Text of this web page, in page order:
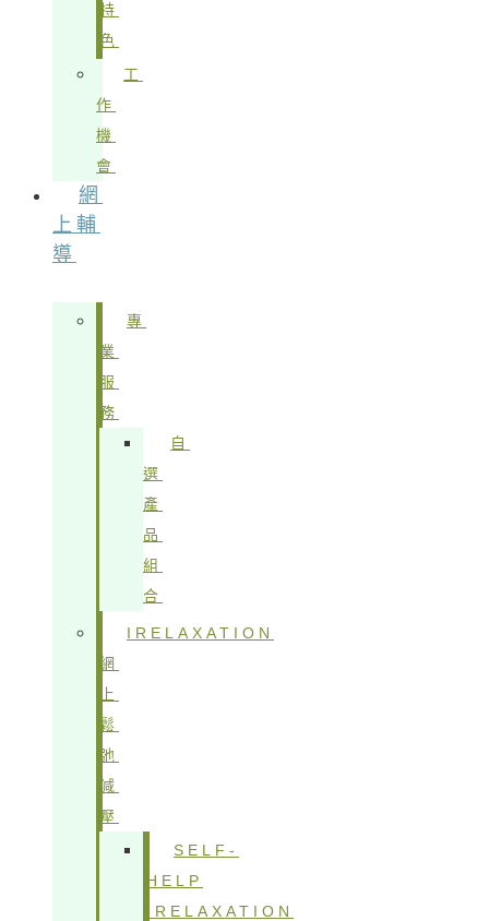
特
色
工
作
機
會
網
上輔
導
專
業
服
務
自
選
產
品
組
合
IRELAXATION
網
上
鬆
弛
減
壓
SELF-
HELP
IRELAXATION